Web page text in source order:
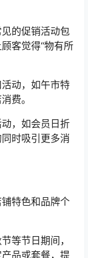
的促销活动包
客觉得“物有所
动，如午市特
费。
，如会员日折
时吸引更多消
特色和品牌个
等节日期间，
品或套餐，提